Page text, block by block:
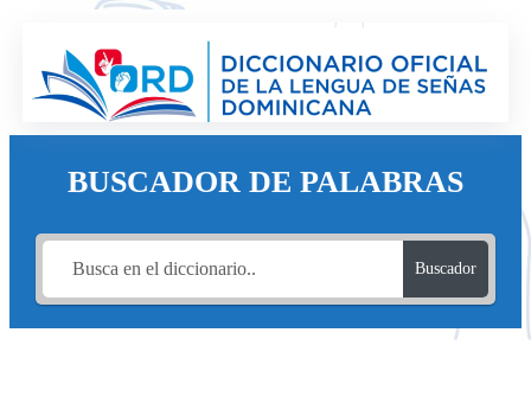
BUSCADOR DE PALABRAS
Buscador